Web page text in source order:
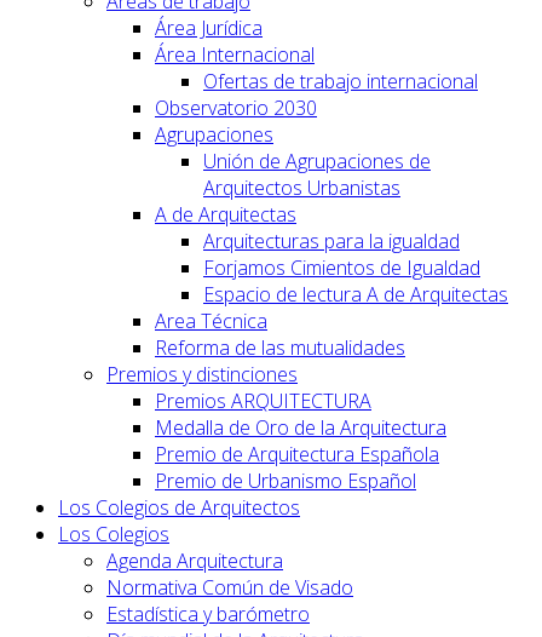
Área Jurídica
Área Internacional
Ofertas de trabajo internacional
Observatorio 2030
Agrupaciones
Unión de Agrupaciones de
Arquitectos Urbanistas
A de Arquitectas
Arquitecturas para la igualdad
Forjamos Cimientos de Igualdad
Espacio de lectura A de Arquitectas
Area Técnica
Reforma de las mutualidades
Premios y distinciones
Premios ARQUITECTURA
Medalla de Oro de la Arquitectura
Premio de Arquitectura Española
Premio de Urbanismo Español
Los Colegios de Arquitectos
Los Colegios
Agenda Arquitectura
Normativa Común de Visado
Estadística y barómetro